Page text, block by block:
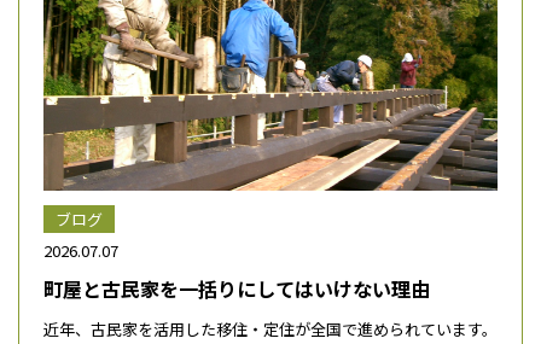
ブログ
2026.07.07
町屋と古民家を一括りにしてはいけない理由
近年、古民家を活用した移住・定住が全国で進められています。